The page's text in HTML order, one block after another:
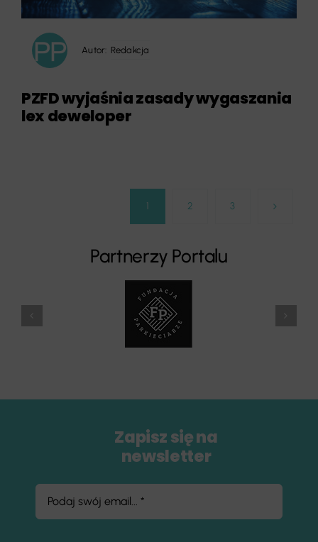
Autor: Redakcja
PZFD wyjaśnia zasady wygaszania
lex deweloper
1 2 3
Partnerzy Portalu
Zapisz się na
newsletter